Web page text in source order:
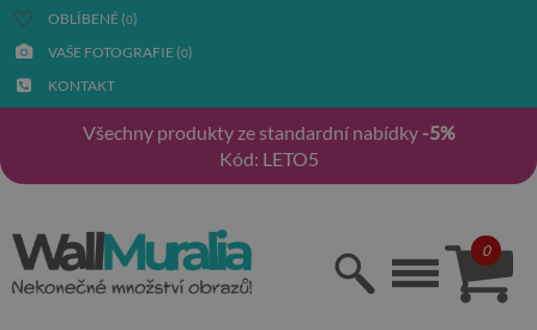
OBLÍBENÉ (0)
VAŠE FOTOGRAFIE (0)
KONTAKT
Všechny produkty ze standardní nabídky -5%
Kód: LETO5
0